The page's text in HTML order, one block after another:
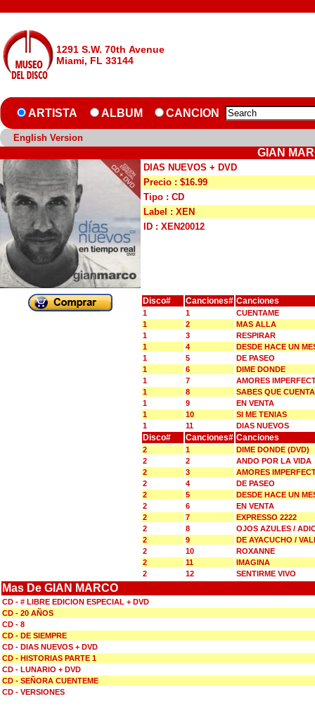
1291 S.W. 70th Avenue
Miami, FL 33144
ARTISTA ALBUM CANCION
English Version
GIAN
DIAS NUEVOS + DVD
Precio : $16.99
Tipo : CD
Label : XEN
ID : XEN20012
Disco# Canciones# Canciones
1 1
CUENTAME
1
2
MAS ALLA
1
3
RESPIRAR
1
4
DESDE HACE UN
1
5
DE PASEO
1
6
DIME DONDE
1
7
AMORES
1
8
SABES QUE
1
9
EN VENTA
1
10
SI ME TENIAS
1
11 DIAS NUEVOS
Disco# Canciones# Canciones
2 1
DIME DONDE (DVD)
2
2
ANDO POR LA VIDA
2
3
AMORES
2
4
DE PASEO
2
5
DESDE HACE UN
2
6
EN VENTA
2
7
EXPRESSO 2222
2
8
OJOS AZULES /
2
9
DE AYACUCHO /
2
10
ROXANNE
2
11
IMAGINA
2
12 SENTIRME VIVO
Mas De GIAN MARCO
CD - # LIBRE EDICION ESPECIAL + DVD
CD - 20 AÑOS
CD - 8
CD - DE SIEMPRE
CD - DIAS NUEVOS + DVD
CD - HISTORIAS PARTE 1
CD - LUNARIO + DVD
CD - SEÑORA CUENTEME
CD - VERSIONES